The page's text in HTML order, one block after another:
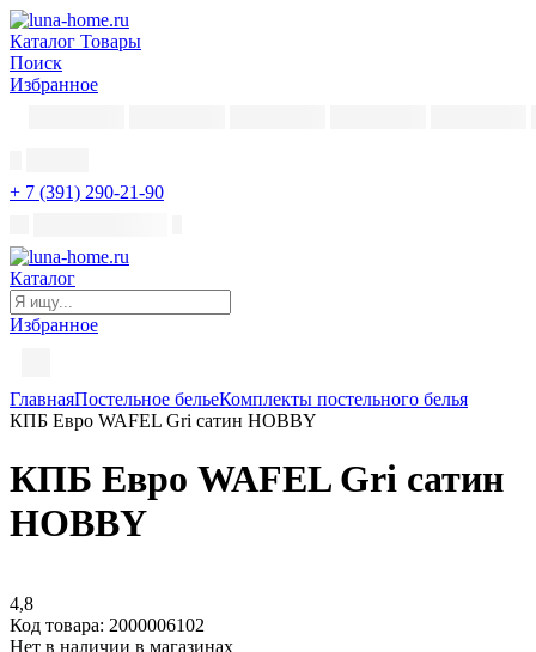
Каталог Товары
Поиск
Избранное
+ 7 (391) 290-21-90
Каталог
Избранное
ГлавнаяПостельное бельеКомплекты постельного белья
КПБ Евро WAFEL Gri сатин HOBBY
КПБ Евро WAFEL Gri сатин
HOBBY
4,8
Код товара: 2000006102
Нет в наличии в магазинах